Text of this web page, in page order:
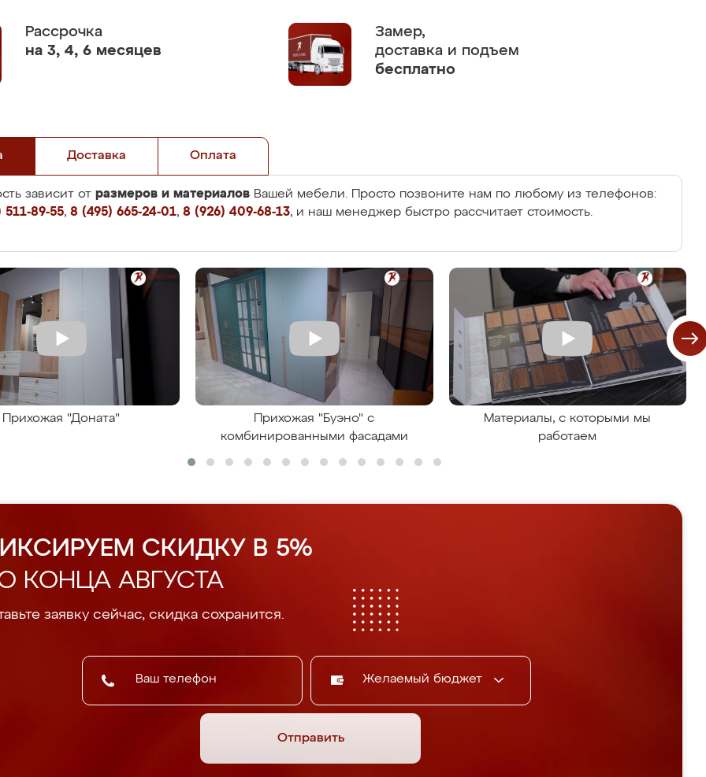
Рассрочка
на 3, 4, 6 месяцев
Замер,
доставка и подъем
бесплатно
Доставка Оплата
зависит от размеров и материалов Вашей мебели. Просто позвоните нам по любому из телефонов:
89-55, 8 (495) 665-24-01, 8 (926) 409-68-13, и наш менеджер быстро рассчитает стоимость.
Прихожая "Доната"
Прихожая "Буэно" с
комбинированными фасадами
Материалы, с которыми мы
работаем
СКИДКУ В 5%
КОНЦА АВГУСТА
заявку сейчас, скидка сохранится.
Желаемый бюджет
Отправить